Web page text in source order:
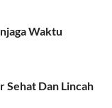
Waktu
Sehat Dan Lincah